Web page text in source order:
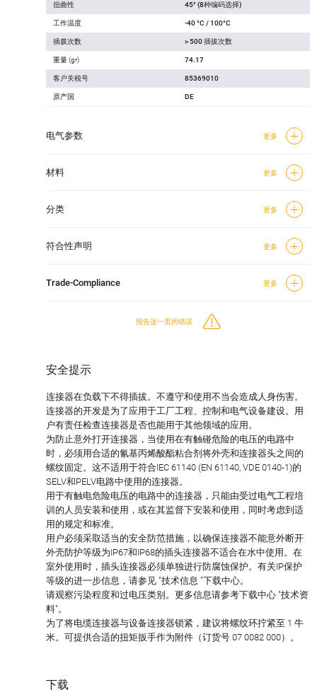
扭曲性 45° (8种编码选择)
工作温度 -40 °C / 100°C
插拨次数 > 500 插拔次数
重量 (gr) 74.17
客户关税号 85369010
原产国 DE
电气参数 更多
材料 更多
分类 更多
符合性声明 更多
Trade-Compliance 更多
报告这一页的错误
安全提示
连接器在负载下不得插拔。不遵守和使用不当会造成人身伤害。
连接器的开发是为了应用于工厂工程、控制和电气设备建设。用
户有责任检查连接器是否也能用于其他领域的应用。
为防止意外打开连接器，当使用在有触碰危险的电压的电路中
时，必须用合适的氰基丙烯酸酯粘合剂将外壳和连接器头之间的
螺纹固定。这不适用于符合IEC 61140 (EN 61140, VDE 0140-1)的
SELV和PELV电路中使用的连接器。
用于有触电危险电压的电路中的连接器，只能由受过电气工程培
训的人员安装和使用，或在其监督下安装和使用，同时考虑到适
用的规定和标准。
用户必须采取适当的安全防范措施，以确保连接器不能意外断开
外壳防护等级为IP67和IP68的插头连接器不适合在水中使用。在
室外使用时，插头连接器必须单独进行防腐蚀保护。有关IP保护
等级的进一步信息，请参见 "技术信息 "下载中心。
请观察污染程度和过电压类别。更多信息请参考下载中心 "技术资
料"。
为了将电缆连接器与设备连接器锁紧，建议将螺纹环拧紧至 1 牛
米。可提供合适的扭矩扳手作为附件（订货号 07 0082 000）。
下载